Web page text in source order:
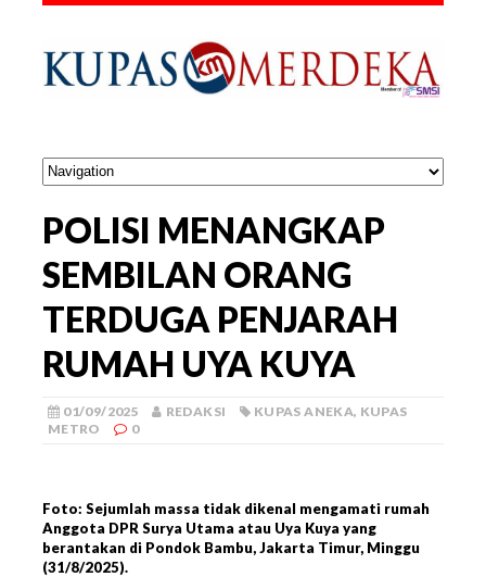
POLISI MENANGKAP
SEMBILAN ORANG
TERDUGA PENJARAH
RUMAH UYA KUYA
01/09/2025 REDAKSI KUPAS ANEKA, KUPAS
METRO
0
Foto: Sejumlah massa tidak dikenal mengamati rumah
Anggota DPR Surya Utama atau Uya Kuya yang
berantakan di Pondok Bambu, Jakarta Timur, Minggu
(31/8/2025).